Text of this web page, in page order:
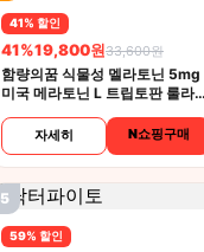
41% 할인
41%19,800원33,600원
함량의꿈 식물성 멜라토닌 5mg
미국 메라토닌 L 트립토판 룰라바
자세히 N쇼핑구매
5
59% 할인